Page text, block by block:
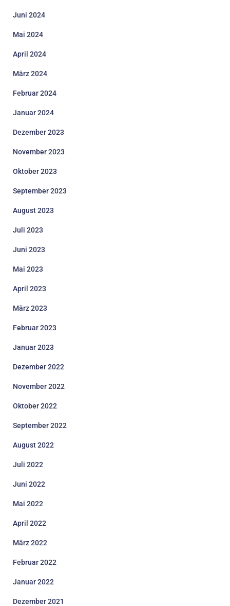
Juni 2024
Mai 2024
April 2024
März 2024
Februar 2024
Januar 2024
Dezember 2023
November 2023
Oktober 2023
September 2023
August 2023
Juli 2023
Juni 2023
Mai 2023
April 2023
März 2023
Februar 2023
Januar 2023
Dezember 2022
November 2022
Oktober 2022
September 2022
August 2022
Juli 2022
Juni 2022
Mai 2022
April 2022
März 2022
Februar 2022
Januar 2022
Dezember 2021